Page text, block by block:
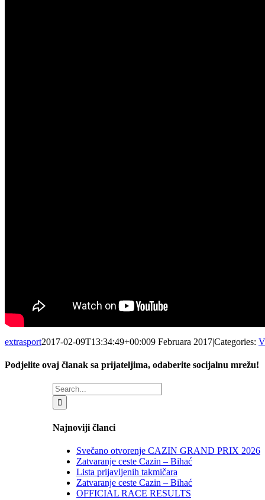
extrasport2017-02-09T13:34:49+00:009 Februara 2017|Categories:
Podjelite ovaj članak sa prijateljima, odaberite socijalnu mrežu!
Search
for:
Najnoviji članci
Svečano otvorenje CAZIN GRAND PRIX 2026
Zatvaranje ceste Cazin – Bihać
Lista prijavljenih takmičara
Zatvaranje ceste Cazin – Bihać
OFFICIAL RACE RESULTS